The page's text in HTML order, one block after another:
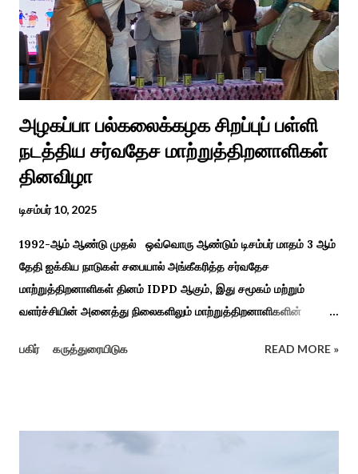
கேலியாக நகைச்சுவை உணர்வு பொங்க பாடிய வரிகளை வைத்து
அவர்கள் பாடிய பாடல் இணையதளத்தில் வைரலாகிறது.“மாடு மேய்த்த
மச்சான்” என...
அழகப்பா பல்கலைக்கழக சிறப்புப் பள்ளி
நடத்திய சர்வதேச மாற்றுத்திறனாளிகள்
தினவிழா
டிசம்பர் 10, 2025
1992-ஆம் ஆண்டு முதல் ஒவ்வொரு ஆண்டும் டிசம்பர் மாதம் 3 ஆம்
தேதி ஐக்கிய நாடுகள் சபையால் அங்கீகரித்த சர்வதேச
மாற்றுத்திறனாளிகள் தினம் IDPD ஆகும், இது சமூகம் மற்றும்
வளர்ச்சியின் அனைத்து நிலைகளிலும் மாற்றுத்திறனாளிகளின்
நோக்கமாகக் கொண்டது. சமூகத்தில் மாற்றுத்திறனாளிகளின்
நிகழ்ச்சிகள், கருத்தரங்குகள் மற்றும் உதவிகள் வழங்கும் விழாக்கள்
பகிர் கருத்துரையிடுக READ MORE »